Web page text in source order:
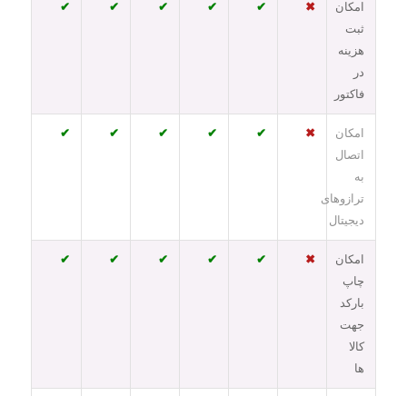
امکان
ثبت
هزینه
در
فاکتور
✖
✔
✔
✔
✔
✔
امکان
اتصال
به
ترازوهای
دیجیتال
✖
✔
✔
✔
✔
✔
امکان
چاپ
بارکد
جهت
کالا
ها
✖
✔
✔
✔
✔
✔